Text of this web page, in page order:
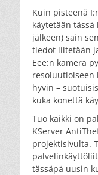
Kuin pisteenä
käytetään tässä
jälkeen) sain
tiedot liitetään
Eee:n kamera
resoluutioiseen
hyvin –
kuka konettä
Tuo kaikki on
KServer
projektisivulta.
tässäpä uusin